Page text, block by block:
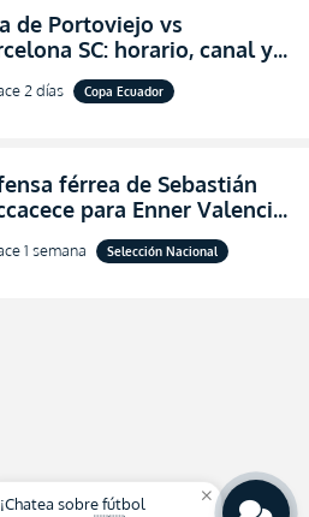
de Portoviejo vs
SC: horario, canal y
ver EN VIVO los octavos
de la Copa Ecuador
2 días Copa Ecuador
férrea de Sebastián
para Enner Valencia
indicar que era el hombre
para Ecuador
1 semana Selección Nacional
close
¡Chatea sobre fútbol